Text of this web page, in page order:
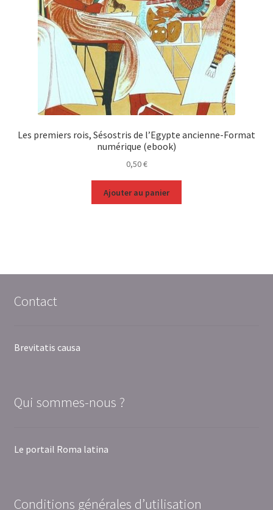
Les premiers rois, Sésostris de l’Egypte ancienne-Format
numérique (ebook)
0,50€
Ajouter au panier
Contact
Brevitatis causa
Qui sommes-nous ?
Le portail Roma latina
Conditions générales d’utilisation